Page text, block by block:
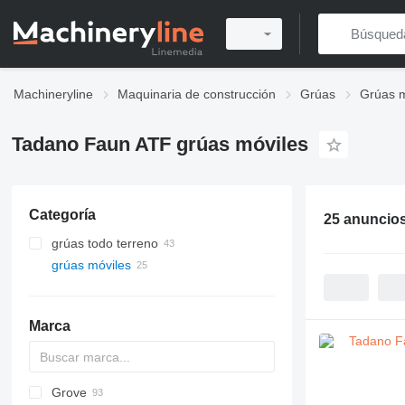
Machineryline Maquinaria de construcción Grúas Grúas
Tadano Faun ATF grúas móviles
Categoría
grúas todo terreno
grúas móviles
Marca
DS
AHK
LF
AC
WC
ATF
LNT
AMK
Grove
25